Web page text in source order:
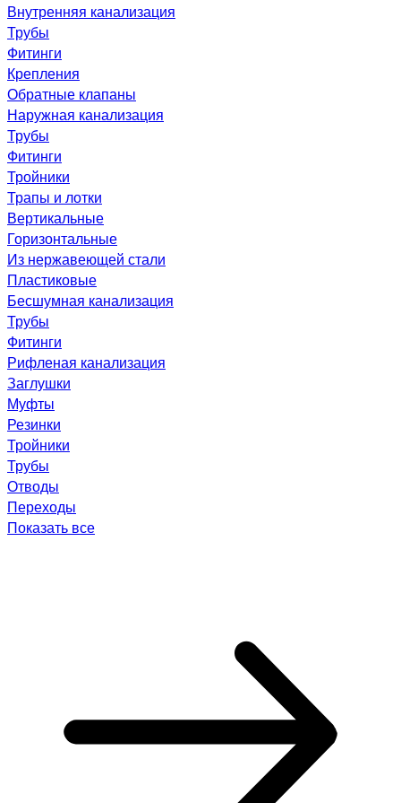
Внутренняя канализация
Трубы
Фитинги
Крепления
Обратные клапаны
Наружная канализация
Трубы
Фитинги
Тройники
Трапы и лотки
Вертикальные
Горизонтальные
Из нержавеющей стали
Пластиковые
Бесшумная канализация
Трубы
Фитинги
Рифленая канализация
Заглушки
Муфты
Резинки
Тройники
Трубы
Отводы
Переходы
Показать все